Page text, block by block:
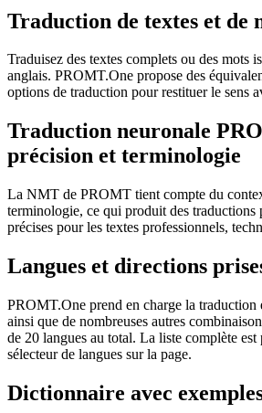
Traduction de textes et de
Traduisez des textes complets ou des mots
anglais. PROMT.One propose des
options de traduction pour restituer le sens
Traduction neuronale
précision et terminologie
La NMT de PROMT tient compte du
terminologie, ce qui produit des traductions
précises pour les textes professionnels,
Langues et directions
PROMT.One prend en charge la
ainsi que de nombreuses autres
de 20 langues au total. La liste complète est
sélecteur de langues sur la page.
Dictionnaire avec